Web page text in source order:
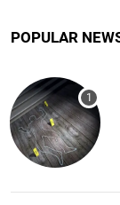
POPULAR